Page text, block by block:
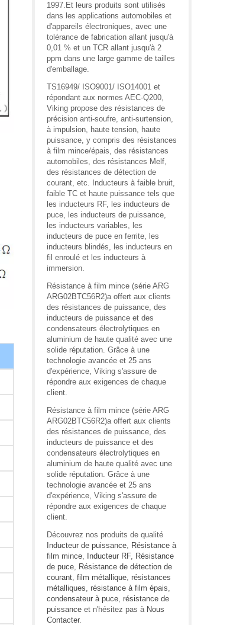
1997.Et leurs produits sont utilisés
dans les applications automobiles et
d'appareils électroniques, avec une
tolérance de fabrication allant jusqu'à
0,01 % et un TCR allant jusqu'à 2
ppm dans une large gamme de tailles
d'emballage.
TS16949/ ISO9001/ ISO14001 et
répondant aux normes AEC-Q200,
Viking propose des résistances de
précision anti-soufre, anti-surtension,
à impulsion, haute tension, haute
puissance, y compris des résistances
à film mince/épais, des résistances
automobiles, des résistances Melf,
des résistances de détection de
courant, etc. Inducteurs à faible bruit,
faible TC et haute puissance tels que
les inducteurs RF, les inducteurs de
puce, les inducteurs de puissance,
les inducteurs variables, les
inducteurs de puce en ferrite, les
inducteurs blindés, les inducteurs en
fil enroulé et les inducteurs à
immersion.
Résistance à film mince (série ARG
ARG02BTC56R2)a offert aux clients
des résistances de puissance, des
inducteurs de puissance et des
condensateurs électrolytiques en
aluminium de haute qualité avec une
solide réputation. Grâce à une
technologie avancée et 25 ans
d'expérience, Viking s'assure de
répondre aux exigences de chaque
client.
Résistance à film mince (série ARG
ARG02BTC56R2)a offert aux clients
des résistances de puissance, des
inducteurs de puissance et des
condensateurs électrolytiques en
aluminium de haute qualité avec une
solide réputation. Grâce à une
technologie avancée et 25 ans
d'expérience, Viking s'assure de
répondre aux exigences de chaque
client.
Découvrez nos produits de qualité
Inducteur de puissance, Résistance à
film mince, Inducteur RF, Résistance
de puce, Résistance de détection de
courant, film métallique, résistances
métalliques, résistance à film épais,
condensateur à puce, résistance de
puissance et n'hésitez pas à Nous
Contacter.